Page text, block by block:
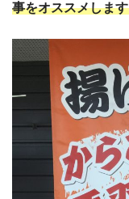
事をオススメしま